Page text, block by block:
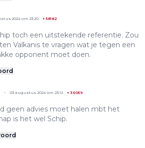
2024 om 23:20 + 58182
toch een uitstekende referentie. Zou
Valkanis te vragen wat je tegen een
opponent moet doen.
03 augustus 2024 om 23:12 + 36059
geen advies moet halen mbt het
is het wel Schip.